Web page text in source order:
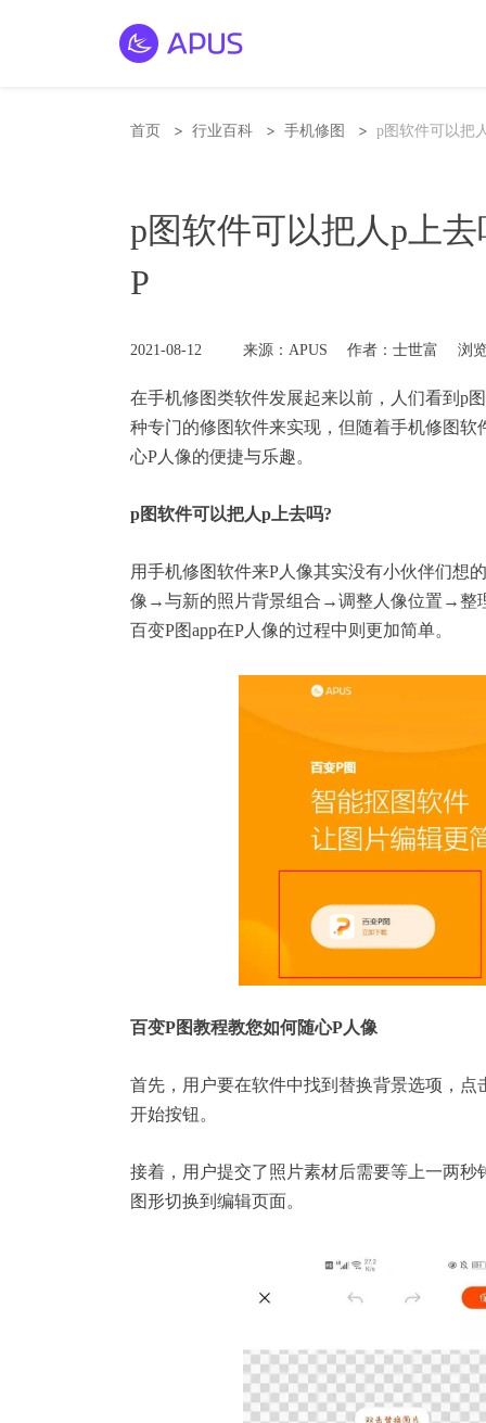
首页 > 行业百科 > 手机修图 > p图软件可以把
p图软件可以把人p上
P
2021-08-12 来源：APUS 作者：士世富 浏
在手机修图类软件发展起来以前，人们看到p
种专门的修图软件来实现，但随着手机修图软
心P人像的便捷与乐趣。
p图软件可以把人p上去吗?
用手机修图软件来P人像其实没有小伙伴们想
像→与新的照片背景组合→调整人像位置→整
百变P图app在P人像的过程中则更加简单。
百变P图教程教您如何随心P人像
首先，用户要在软件中找到替换背景选项，点
开始按钮。
接着，用户提交了照片素材后需要等上一两
图形切换到编辑页面。